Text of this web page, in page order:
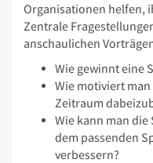
Organisationen helfen,
Zentrale
anschaulichen
Wie gewinnt eine
Wie motiviert
Zeitraum
Wie kann man die
dem passenden
verbessern?